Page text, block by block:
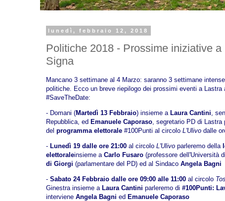
lunedì, febbraio 12, 2018
Politiche 2018 - Prossime iniziative a
Signa
Mancano 3 settimane al 4 Marzo: saranno 3 settimane
politiche. Ecco un breve riepilogo dei prossimi eventi a Lastra
#SaveTheDate:
- Domani (Martedì 13 Febbraio) insieme a Laura Cantini ,
Repubblica, ed Emanuele Caporaso , segretario PD di Lastra
del programma elettorale #100Punti al circolo L'Ulivo dalle
- Lunedì 19 dalle ore 21:00 al circolo L'Ulivo parleremo della
elettoraleinsieme a Carlo Fusaro (professore dell'Università
di Giorgi (parlamentare del PD) ed al Sindaco Angela Bagni
- Sabato 24 Febbraio dalle ore 09:00 alle 11:00 al circolo
Ginestra insieme a Laura Cantini parleremo di #100Punti:
interviene Angela Bagni ed Emanuele Caporaso